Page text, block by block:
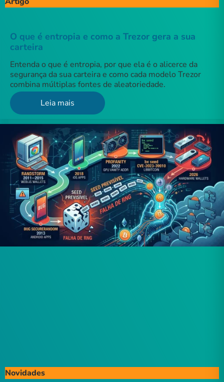
O que é entropia e como a Trezor gera a sua
carteira
Entenda o que é entropia, por que ela é o alicerce da
segurança da sua carteira e como cada modelo Trezor
combina múltiplas fontes de aleatoriedade.
Leia mais
Novidades